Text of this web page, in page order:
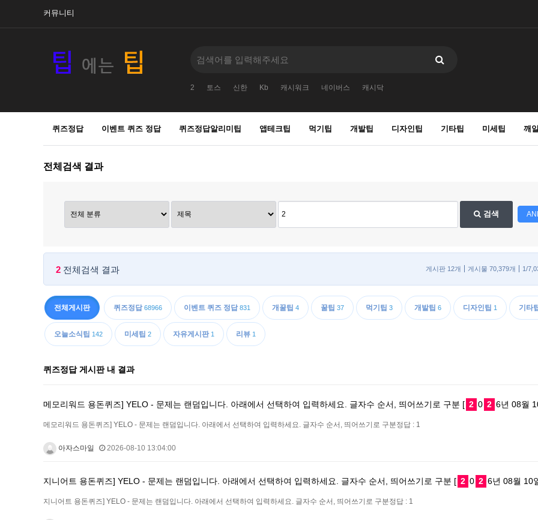
커뮤니티
2 토스 신한 Kb 캐시워크 네이버스 캐시닥
퀴즈정답 이벤트 퀴즈 정답 퀴즈정답알리미팁 앱테크팁 먹기팁 개발팁 디자인팁 기타팁 미세팁 깨
전체검색 결과
검색
2 전체검색 결과 게시판 12개 게시물 70,379개 1/
전체게시판 퀴즈정답 68966 이벤트 퀴즈 정답 831 개꿀팁 4 꿀팁 37 먹기팁 3 개발팁 6 디자인팁 1 기타
오늘소식팁 142 미세팁 2 자유게시판 1 리뷰 1
퀴즈정답 게시판 내 결과
메모리워드 용돈퀴즈] YELO - 문제는 랜덤입니다. 아래에서 선택하여 입력하세요. 글자수 순서, 띄어쓰기로 구분 [ 2 0 2 6년 08월
메모리워드 용돈퀴즈] YELO - 문제는 랜덤입니다. 아래에서 선택하여 입력하세요. 글자수 순서, 띄어쓰기로 구분정답 : 1
아자스마일 2026-08-10 13:04:00
지니어트 용돈퀴즈] YELO - 문제는 랜덤입니다. 아래에서 선택하여 입력하세요. 글자수 순서, 띄어쓰기로 구분 [ 2 0 2 6년 08월 10
지니어트 용돈퀴즈] YELO - 문제는 랜덤입니다. 아래에서 선택하여 입력하세요. 글자수 순서, 띄어쓰기로 구분정답 : 1